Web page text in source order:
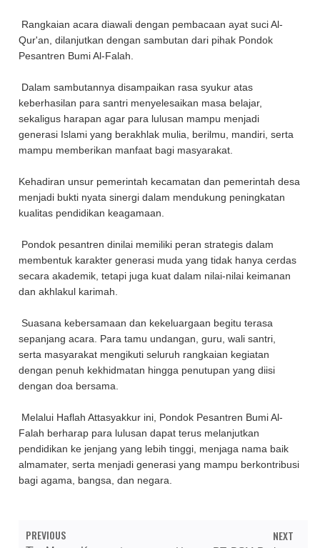
Rangkaian acara diawali dengan pembacaan ayat suci Al-
Qur'an, dilanjutkan dengan sambutan dari pihak Pondok
Pesantren Bumi Al-Falah.
Dalam sambutannya disampaikan rasa syukur atas
keberhasilan para santri menyelesaikan masa belajar,
sekaligus harapan agar para lulusan mampu menjadi
generasi Islami yang berakhlak mulia, berilmu, mandiri, serta
mampu memberikan manfaat bagi masyarakat.
Kehadiran unsur pemerintah kecamatan dan pemerintah desa
menjadi bukti nyata sinergi dalam mendukung peningkatan
kualitas pendidikan keagamaan.
Pondok pesantren dinilai memiliki peran strategis dalam
membentuk karakter generasi muda yang tidak hanya cerdas
secara akademik, tetapi juga kuat dalam nilai-nilai keimanan
dan akhlakul karimah.
Suasana kebersamaan dan kekeluargaan begitu terasa
sepanjang acara. Para tamu undangan, guru, wali santri,
serta masyarakat mengikuti seluruh rangkaian kegiatan
dengan penuh kekhidmatan hingga penutupan yang diisi
dengan doa bersama.
Melalui Haflah Attasyakkur ini, Pondok Pesantren Bumi Al-
Falah berharap para lulusan dapat terus melanjutkan
pendidikan ke jenjang yang lebih tinggi, menjaga nama baik
almamater, serta menjadi generasi yang mampu berkontribusi
bagi agama, bangsa, dan negara.
PREVIOUS NEXT